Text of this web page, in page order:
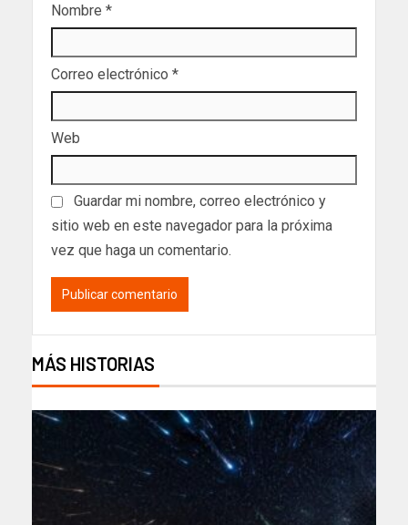
Nombre *
Correo electrónico *
Web
Guardar mi nombre, correo electrónico y
sitio web en este navegador para la próxima
vez que haga un comentario.
MÁS HISTORIAS